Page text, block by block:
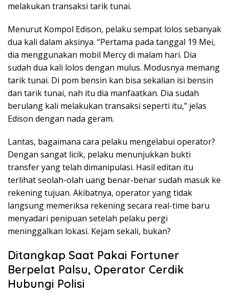
melakukan transaksi tarik tunai.
Menurut Kompol Edison, pelaku sempat lolos sebanyak
dua kali dalam aksinya. “Pertama pada tanggal 19 Mei,
dia menggunakan mobil Mercy di malam hari. Dia
sudah dua kali lolos dengan mulus. Modusnya memang
tarik tunai. Di pom bensin kan bisa sekalian isi bensin
dan tarik tunai, nah itu dia manfaatkan. Dia sudah
berulang kali melakukan transaksi seperti itu,” jelas
Edison dengan nada geram.
Lantas, bagaimana cara pelaku mengelabui operator?
Dengan sangat licik, pelaku menunjukkan bukti
transfer yang telah dimanipulasi. Hasil editan itu
terlihat seolah-olah uang benar-benar sudah masuk ke
rekening tujuan. Akibatnya, operator yang tidak
langsung memeriksa rekening secara real-time baru
menyadari penipuan setelah pelaku pergi
meninggalkan lokasi. Kejam sekali, bukan?
Ditangkap Saat Pakai Fortuner
Berpelat Palsu, Operator Cerdik
Hubungi Polisi